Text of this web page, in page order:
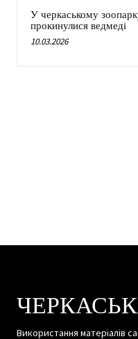
У черкаському
прокинулися ведмеді
10.03.2026
Використання матеріалів